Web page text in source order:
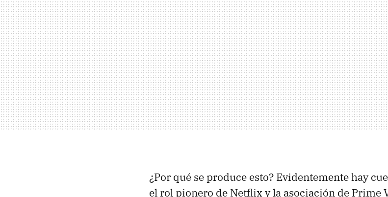
¿Por qué se produce esto? Evidentemente hay
el rol pionero de Netflix y la asociación de Prime